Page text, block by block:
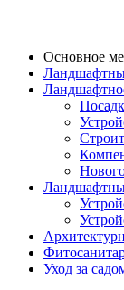
Основное
Уход за